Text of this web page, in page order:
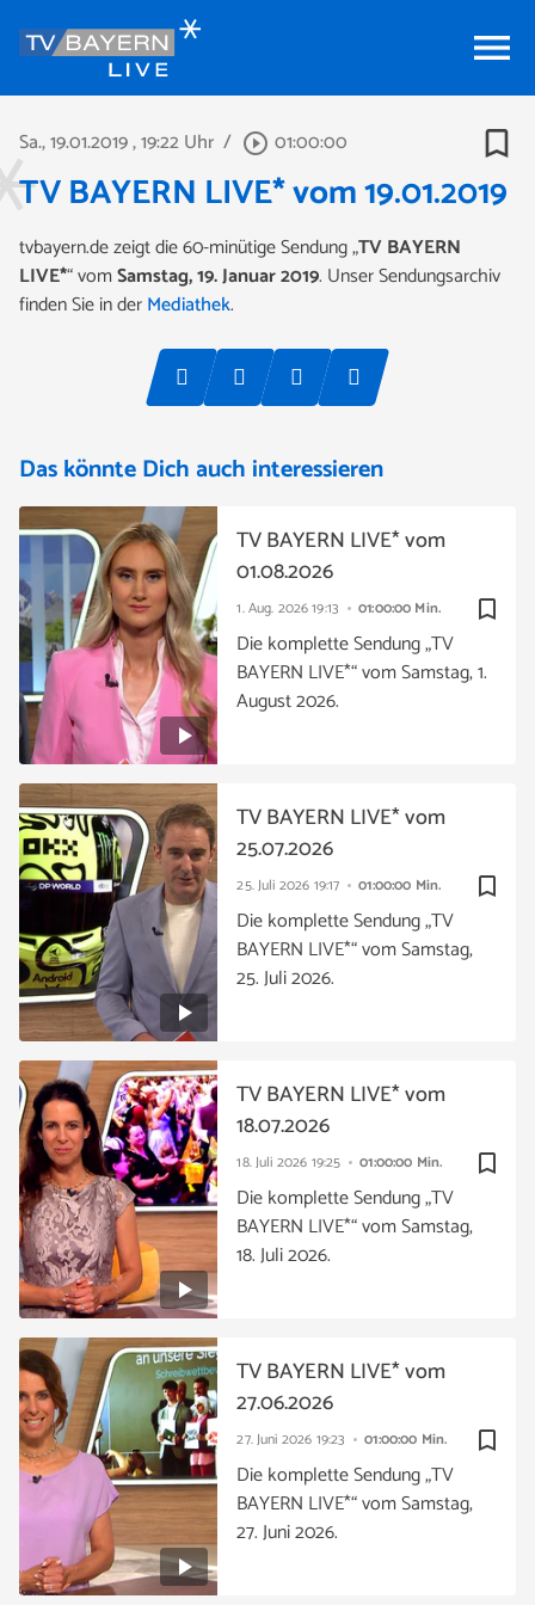
menu
Sa., 19.01.2019, 19:22 Uhr / play_circle_outline 01:00:00 bookmark_border
TV BAYERN LIVE* vom 19.01.2019
tvbayern.de zeigt die 60-minütige Sendung „TV BAYERN
LIVE*“ vomSamstag, 19. Januar 2019. Unser Sendungsarchiv
finden Sie in derMediathek.
Das könnte Dich auch interessieren
bookmark_border
1. Aug. 202619:13 01:00:00 Min.
TV BAYERN LIVE* vom
01.08.2026
Die komplette Sendung „TV
BAYERN LIVE*“ vom Samstag, 1.
August 2026.
bookmark_border
25. Juli 2026 19:17 01:00:00 Min.
TV BAYERN LIVE* vom
25.07.2026
Die komplette Sendung „TV
BAYERN LIVE*“ vom Samstag,
25. Juli 2026.
bookmark_border
18. Juli 2026 19:25 01:00:00 Min.
TV BAYERN LIVE* vom
18.07.2026
Die komplette Sendung „TV
BAYERN LIVE*“ vom Samstag,
18. Juli 2026.
bookmark_border
27. Juni 2026 19:23 01:00:00 Min.
TV BAYERN LIVE* vom
27.06.2026
Die komplette Sendung „TV
BAYERN LIVE*“ vom Samstag,
27. Juni 2026.